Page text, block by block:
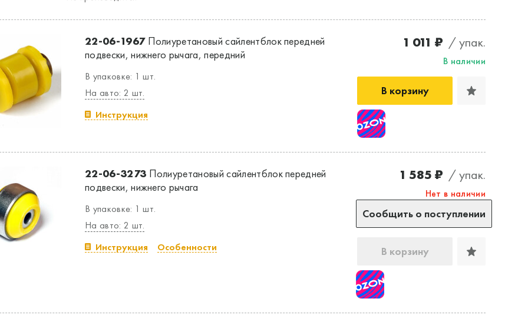
22-06-1967Полиуретановый сайлентблок передней
подвески, нижнего рычага, передний
В упаковке: 1 шт.
На авто: 2 шт.
Инструкция
1 011 ₽ / упак.
В наличии
В корзину
22-06-3273 Полиуретановый сайлентблок передней
подвески, нижнего рычага
В упаковке: 1 шт.
На авто: 2 шт.
Инструкция
Особенности
1 585 ₽ / упак.
Нет в наличии
Сообщить о поступлении
В корзину